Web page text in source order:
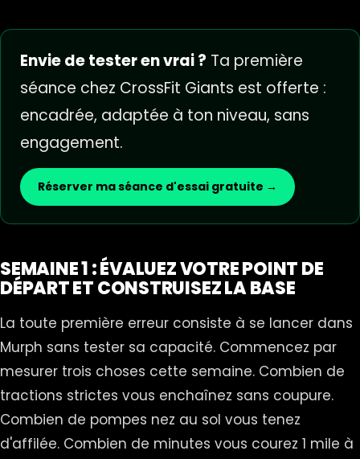
Envie de tester en vrai ? Ta première
séance chez CrossFit Giants est offerte :
encadrée, adaptée à ton niveau, sans
engagement.
Réserver ma séance d'essai gratuite →
SEMAINE 1 : ÉVALUEZ VOTRE POINT DE
DÉPART ET CONSTRUISEZ LA BASE
La toute première erreur consiste à se lancer dans
Murph sans tester sa capacité. Commencez par
mesurer trois choses cette semaine. Combien de
tractions strictes vous enchaînez sans coupure.
Combien de pompes nez au sol vous tenez
d'affilée. Combien de minutes vous courez 1 mile à